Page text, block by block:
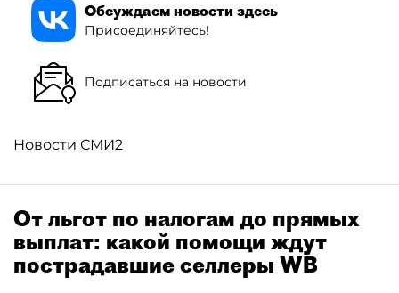
Обсуждаем новости здесь
Присоединяйтесь!
Подписаться на новости
Новости СМИ2
От льгот по налогам до прямых
выплат: какой помощи ждут
пострадавшие селлеры WB